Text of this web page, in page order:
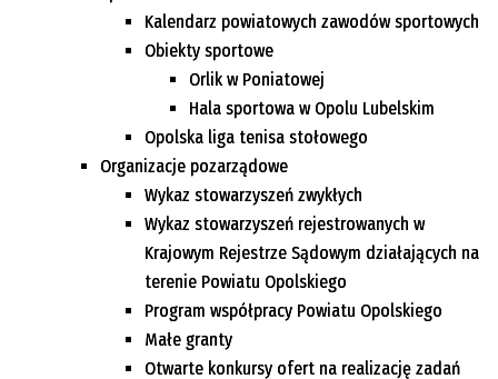
Kalendarz powiatowych zawodów sportowych
Obiekty sportowe
Orlik w Poniatowej
Hala sportowa w Opolu Lubelskim
Opolska liga tenisa stołowego
Organizacje pozarządowe
Wykaz stowarzyszeń zwykłych
Wykaz stowarzyszeń rejestrowanych w
Krajowym Rejestrze Sądowym działających na
terenie Powiatu Opolskiego
Program współpracy Powiatu Opolskiego
Małe granty
Otwarte konkursy ofert na realizację zadań